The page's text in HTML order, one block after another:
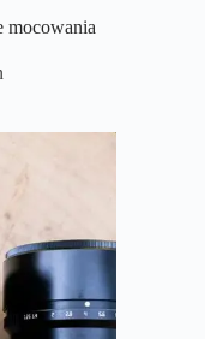
mocowania